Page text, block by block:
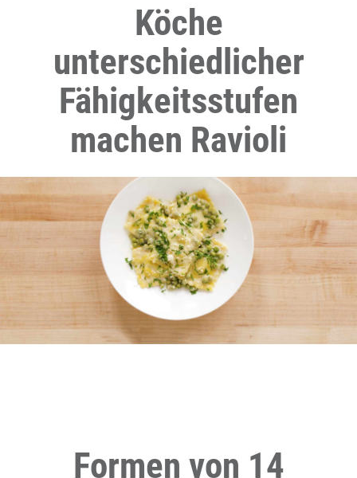
Köche
unterschiedlicher
Fähigkeitsstufen
machen Ravioli
Formen von 14